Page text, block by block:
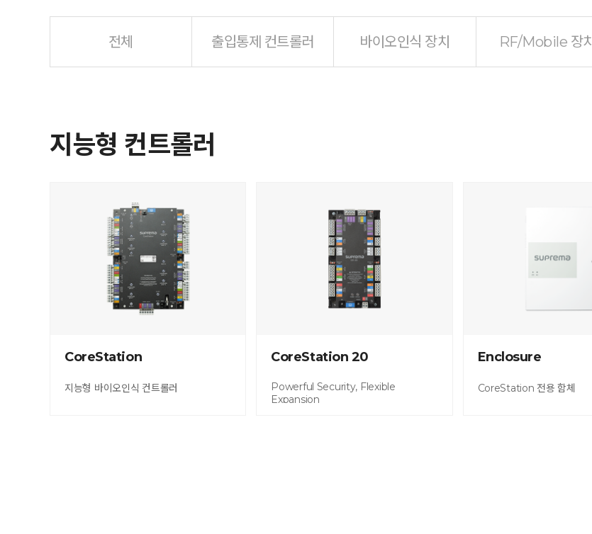
전체 출입통제 컨트롤러 바이오인식 장치 RF/Mobile 장치
지능형 컨트롤러
CoreStation
지능형 바이오인식 컨트롤러
CoreStation 20
Powerful Security, Flexible
Expansion
Enclosure
CoreStation 전용 함체